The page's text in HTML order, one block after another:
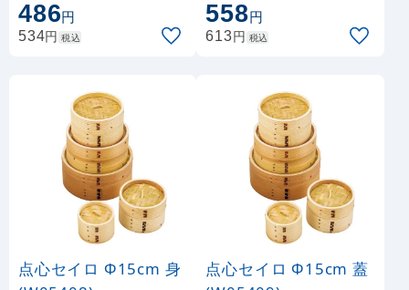
486円
534円 税込
558円
613円 税込
点心セイロ Φ15cm 身
点心セイロ Φ15cm 蓋